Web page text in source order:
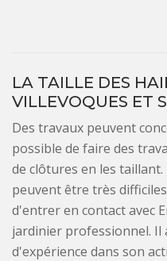
LA TAILLE DES
VILLEVOQUES ET
Des travaux peuvent
possible de faire des
de clôtures en les
peuvent être très
d'entrer en contact avec
jardinier professionnel. Il
d'expérience dans son